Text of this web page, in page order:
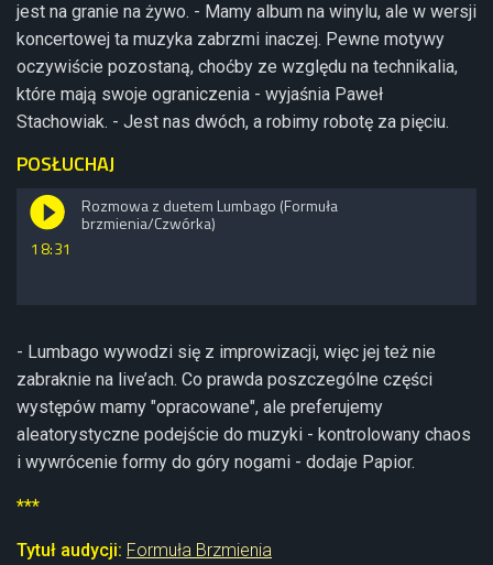
jest na granie na żywo. - Mamy album na winylu, ale w wersji
koncertowej ta muzyka zabrzmi inaczej. Pewne motywy
oczywiście pozostaną, choćby ze względu na technikalia,
które mają swoje ograniczenia - wyjaśnia Paweł
Stachowiak. - Jest nas dwóch, a robimy robotę za pięciu.
POSŁUCHAJ
18:31
Rozmowa z duetem Lumbago (Formuła
brzmienia/Czwórka)
- Lumbago wywodzi się z improwizacji, więc jej też nie
zabraknie na live’ach. Co prawda poszczególne części
występów mamy "opracowane", ale preferujemy
aleatorystyczne podejście do muzyki - kontrolowany chaos
i wywrócenie formy do góry nogami - dodaje Papior.
***
Tytuł audycji: Formuła Brzmienia